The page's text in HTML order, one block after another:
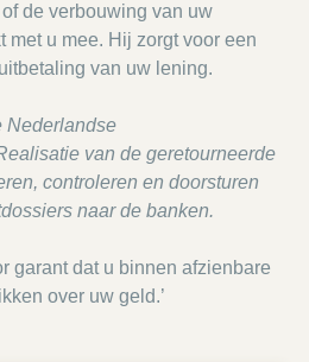
de verbouwing van uw
met u mee. Hij zorgt voor een
van uw lening.
Nederlandse
van de geretourneerde
controleren en doorsturen
naar de banken.
garant dat u binnen afzienbare
over uw geld.’